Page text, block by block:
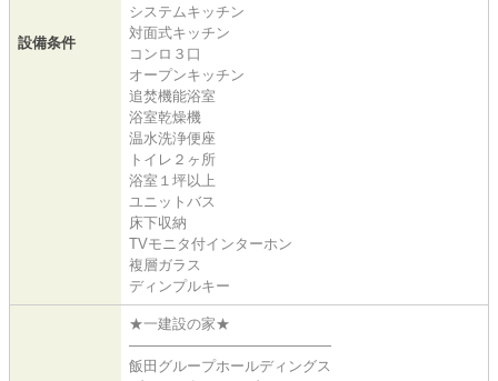
設備条件
システムキッチン
対面式キッチン
コンロ３口
オープンキッチン
追焚機能浴室
浴室乾燥機
温水洗浄便座
トイレ２ヶ所
浴室１坪以上
ユニットバス
床下収納
TVモニタ付インターホン
複層ガラス
ディンプルキー
★一建設の家★
――――――――――――――
飯田グループホールディングス